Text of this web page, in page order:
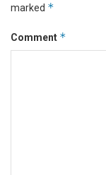
marked *
Comment *